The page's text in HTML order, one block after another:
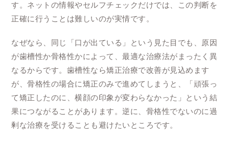
す。ネットの情報やセルフチェックだけでは、この判断を
正確に行うことは難しいのが実情です。
なぜなら、同じ「口が出ている」という見た目でも、原因
が歯槽性か骨格性かによって、最適な治療法がまったく異
なるからです。歯槽性なら矯正治療で改善が見込めます
が、骨格性の場合に矯正のみで進めてしまうと、「頑張っ
て矯正したのに、横顔の印象が変わらなかった」という結
果につながることがあります。逆に、骨格性でないのに過
剰な治療を受けることも避けたいところです。